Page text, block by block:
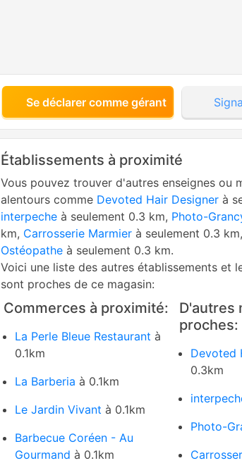
Se déclarer comme gérant
Établissements à proximité
Vous pouvez trouver d'autres enseignes ou
alentours comme Devoted Hair Designer à
interpeche à seulement 0.3 km, Photo-
km, Carrosserie Marmier à seulement 0.3 km,
Ostéopathe à seulement 0.3 km.
Voici une liste des autres établissements et
sont proches de ce magasin:
Commerces à proximité:
La Perle Bleue Restaurant à
0.1km
La Barberia à 0.1km
Le Jardin Vivant à 0.1km
Barbecue Coréen - Au
Gourmand à 0.1km
D'autres
proches:
Devoted
0.3km
Photo-